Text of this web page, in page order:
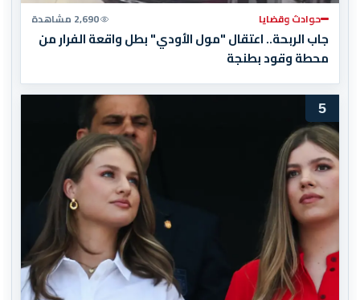
حوادث وقضايا 2,690 مشاهدة
جاب الربحة.. اعتقال "مول الأودي" بطل واقعة الفرار من
محطة وقود بطنجة
5